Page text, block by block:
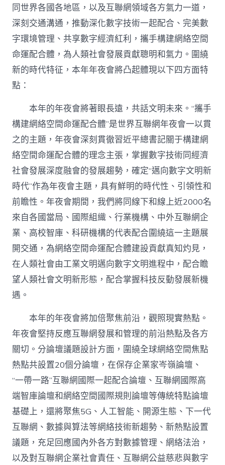
同世界各國各地區，以及互聯網領域各方氣力一道，
深刻交通溝通，推動深化數字技術一起配合、完美數
字環境管理、共享數字經濟紅利，攜手構建網絡空間
命運配合體，為人類社會發展貢獻聰明和氣力。圍繞
新的時代特征，本年年夜會將凸起體現以下四方面特
點：
本年的年夜會將著眼長遠，共話文明未來。“攜手
構建網絡空間命運配合體”是世界互聯網年夜會一以貫
之的主題，年夜會深刻貫徹習近平總書記關于構建網
絡空間命運配合體的理念主張，掌握數字技術同經濟
社會發展深度融會的發展趨勢，確定“邁向數字文明新
時代”作為年夜會主題，具有鮮明的時代性、引領性和
前瞻性。年夜會期間，我們將同線下和線上近2000名
來自各國當局、國際組織、行業機構、中外互聯網企
業、高校智庫、科研機構的代表配合圍繞這一主題展
開交通，為網絡空間命運配合體建設貢獻真知灼見，
在人類社會由工業文明邁向數字文明進程中，配合瞻
望人類社會文明新形態，配合掌握科技反動發展新機
遇。
本年的年夜會將加倍聚焦前沿，觀照現實熱點。
年夜會堅持反應互聯網發展和管理的前沿熱點及各方
關切。分論壇議題設計方面，圍繞全球網絡空間焦點
熱點共設置20個分論壇，在保存企業家岑嶺論壇、
“一帶一路”互聯網國際一起配合論壇、互聯網國際高
端智庫論壇和網絡空間國際規則論壇等傳統特點論壇
基礎上，還將聚焦5G、人工智能、開源生態、下一代
互聯網、數據與算法等網絡技術新趨勢、新熱點設置
議題，充足回應國內外各方對數據管理、網絡法治，
以及對互聯網企業社會責任、互聯網公益慈悲與數字